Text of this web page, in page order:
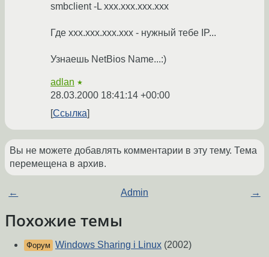
smbclient -L xxx.xxx.xxx.xxx
Где xxx.xxx.xxx.xxx - нужный тебе IP...
Узнаешь NetBios Name...:)
adlan ★
28.03.2000 18:41:14 +00:00
Ссылка
Вы не можете добавлять комментарии в эту тему. Тема
перемещена в архив.
← Admin →
Похожие темы
Форум Windows Sharing i Linux (2002)